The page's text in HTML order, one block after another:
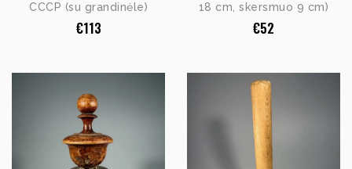
СССР (su grandinėle)
€113
18 cm, skersmuo 9 cm)
€52